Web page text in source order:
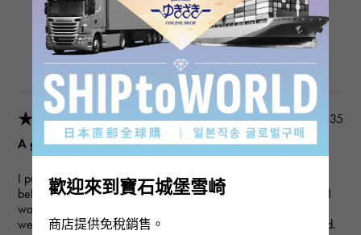
歡迎來到寶石城堡雪崎
商店提供免稅銷售。
Datejust 279171NG White/10PD
Product details
★★★★★
2026/03/18 22:03:35
A gift for my wife
I purchased a gift for an anniversary. I've used this service
before, and they always provide polite and helpful service, so I
was able to purchase the item I wanted smoothly this time as
well. My wife loved it and was very happy, so I'm very satisfied.